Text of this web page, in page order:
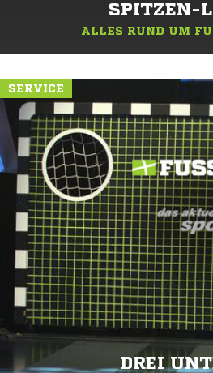
SPITZEN-
ALLES RUND UM
SERVICE
DREI